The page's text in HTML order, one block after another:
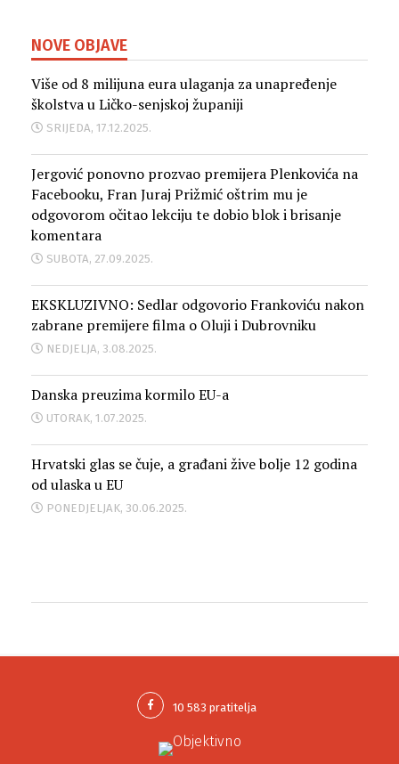
NOVE OBJAVE
Više od 8 milijuna eura ulaganja za unapređenje
školstva u Ličko-senjskoj županiji
SRIJEDA, 17.12.2025.
Jergović ponovno prozvao premijera Plenkovića na
Facebooku, Fran Juraj Prižmić oštrim mu je
odgovorom očitao lekciju te dobio blok i brisanje
komentara
SUBOTA, 27.09.2025.
EKSKLUZIVNO: Sedlar odgovorio Frankoviću nakon
zabrane premijere filma o Oluji i Dubrovniku
NEDJELJA, 3.08.2025.
Danska preuzima kormilo EU-a
UTORAK, 1.07.2025.
Hrvatski glas se čuje, a građani žive bolje 12 godina
od ulaska u EU
PONEDJELJAK, 30.06.2025.